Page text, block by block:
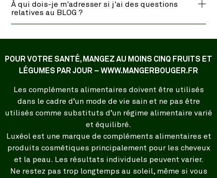
À qui dois-je m'adresser si j'ai des questions
relatives au BLOG ?
POUR VOTRE SANTÉ, MANGEZ AU MOINS CINQ FRUITS ET
LÉGUMES PAR JOUR – WWW.MANGERBOUGER.FR
Les compléments alimentaires doivent être utilisés
dans le cadre d’un mode de vie sain et ne pas être
utilisés comme substituts d’un régime alimentaire varié
et équilibré.
Luxéol est une marque de compléments alimentaires et
produits cosmétiques principalement pour les cheveux
et la peau. Les résultats individuels peuvent varier.
Ne restez pas trop longtemps au soleil, même si vous